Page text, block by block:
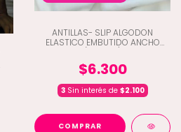
ANTILLAS- SLIP ALGODON
ELASTICO EMBUTIDO ANCHO
$6.300
3Sin interés de $2.100
COMPRAR